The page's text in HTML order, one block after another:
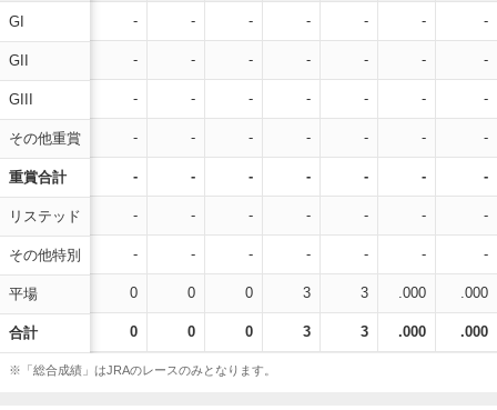
GI
GII
GIII
その他重賞
重賞合計
リステッド
その他特別
平場
合計
- - - - - - -
- - - - - - -
- - - - - - -
- - - - - - -
- - - - - - -
- - - - - - -
- - - - - - -
0 0 0 3 3 .000 .000
0 0 0 3 3 .000 .000
※「総合成績」はJRAのレースのみとなります。